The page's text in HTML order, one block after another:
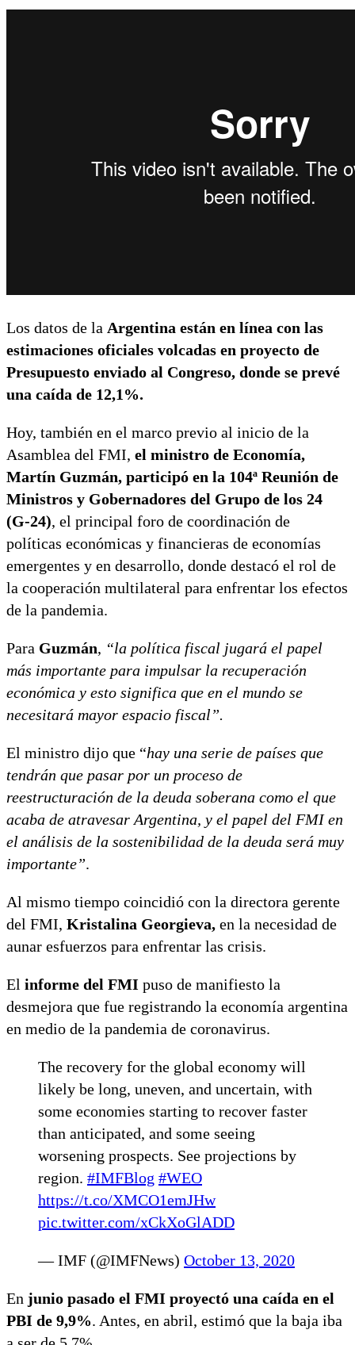
Los datos de la Argentina están en línea con las
estimaciones oficiales volcadas en proyecto de
Presupuesto enviado al Congreso, donde se prevé
una caída de 12,1%.
Hoy, también en el marco previo al inicio de la
Asamblea del FMI, el ministro de Economía,
Martín Guzmán, participó en la 104ª Reunión de
Ministros y Gobernadores del Grupo de los 24
(G-24), el principal foro de coordinación de
políticas económicas y financieras de economías
emergentes y en desarrollo, donde destacó el rol de
la cooperación multilateral para enfrentar los efectos
de la pandemia.
Para Guzmán, “la política fiscal jugará el papel
más importante para impulsar la recuperación
económica y esto significa que en el mundo se
necesitará mayor espacio fiscal”.
El ministro dijo que “hay una serie de países que
tendrán que pasar por un proceso de
reestructuración de la deuda soberana como el que
acaba de atravesar Argentina, y el papel del FMI en
el análisis de la sostenibilidad de la deuda será muy
importante”.
Al mismo tiempo coincidió con la directora gerente
del FMI, Kristalina Georgieva, en la necesidad de
aunar esfuerzos para enfrentar las crisis.
El informe del FMI puso de manifiesto la
desmejora que fue registrando la economía argentina
en medio de la pandemia de coronavirus.
The recovery for the global economy will
likely be long, uneven, and uncertain, with
some economies starting to recover faster
than anticipated, and some seeing
worsening prospects. See projections by
region. #IMFBlog #WEO
https://t.co/XMCO1emJHw
pic.twitter.com/xCkXoGlADD
— IMF (@IMFNews) October 13, 2020
En junio pasado el FMI proyectó una caída en el
PBI de 9,9%. Antes, en abril, estimó que la baja iba